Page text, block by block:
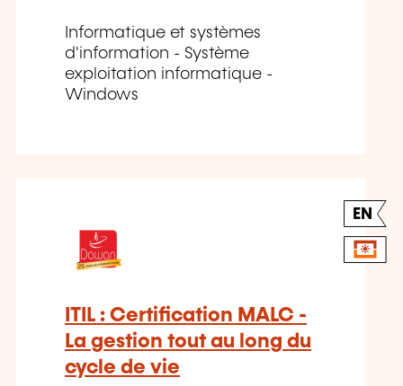
Informatique et systèmes
d'information - Système
exploitation informatique -
Windows
EN
ITIL : Certification MALC -
La gestion tout au long du
cycle de vie